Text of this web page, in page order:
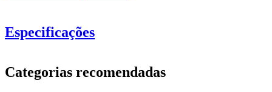
Especificações
Número do produtoLF6142
Categorias recomendadas